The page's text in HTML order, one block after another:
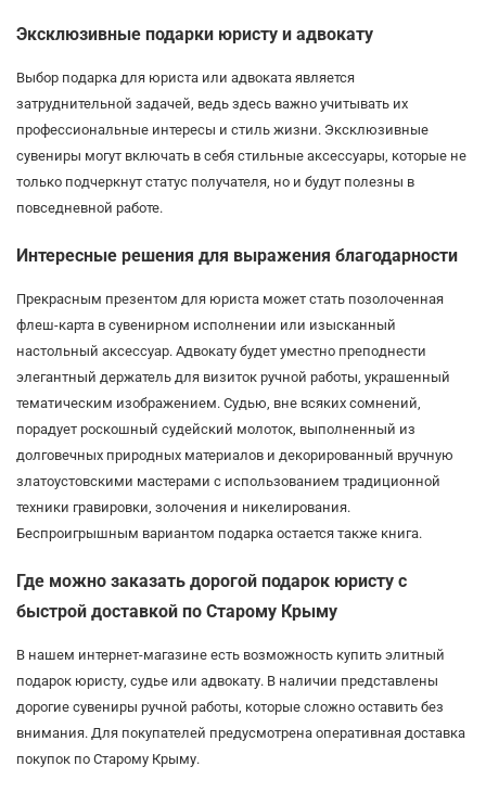
Эксклюзивные подарки юристу и адвокату
Выбор подарка для юриста или адвоката является
затруднительной задачей, ведь здесь важно учитывать их
профессиональные интересы и стиль жизни. Эксклюзивные
сувениры могут включать в себя стильные аксессуары, которые не
только подчеркнут статус получателя, но и будут полезны в
повседневной работе.
Интересные решения для выражения благодарности
Прекрасным презентом для юриста может стать позолоченная
флеш-карта в сувенирном исполнении или изысканный
настольный аксессуар. Адвокату будет уместно преподнести
элегантный держатель для визиток ручной работы, украшенный
тематическим изображением. Судью, вне всяких сомнений,
порадует роскошный судейский молоток, выполненный из
долговечных природных материалов и декорированный вручную
златоустовскими мастерами с использованием традиционной
техники гравировки, золочения и никелирования.
Беспроигрышным вариантом подарка остается также книга.
Где можно заказать дорогой подарок юристу с
быстрой доставкой по Старому Крыму
В нашем интернет-магазине есть возможность купить элитный
подарок юристу, судье или адвокату. В наличии представлены
дорогие сувениры ручной работы, которые сложно оставить без
внимания. Для покупателей предусмотрена оперативная доставка
покупок по Старому Крыму.